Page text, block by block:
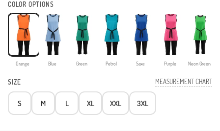
COLOR OPTIONS
Orange Blue Green Petrol Saxe Purple Neon Green
SIZE MEASUREMENT CHART
S M L XL XXL 3XL